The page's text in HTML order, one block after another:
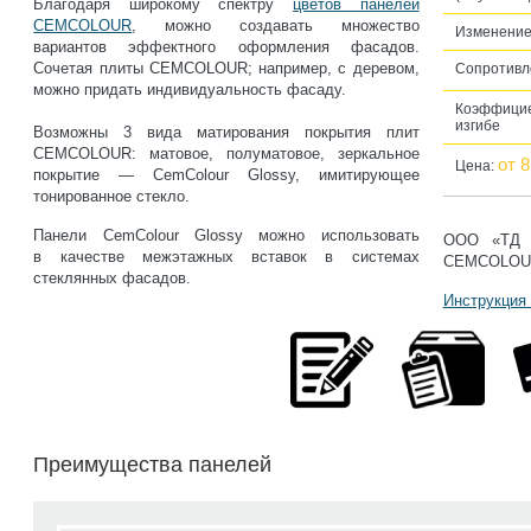
Благодаря широкому спектру цветов панелей
CEMCOLOUR, можно создавать множество
вариантов эффектного оформления фасадов.
Сочетая плиты CEMCOLOUR; например, с деревом,
можно придать индивидуальность фасаду.
Возможны 3 вида матирования покрытия плит
CEMCOLOUR: матовое, полуматовое, зеркальное
покрытие — CemColour Glossy, имитирующее
тонированное стекло.
Панели CemColour Glossy можно использовать
в качестве межэтажных вставок в системах
стеклянных фасадов.
изгибе
Цена: от
ООО «ТД
Преимущества панелей